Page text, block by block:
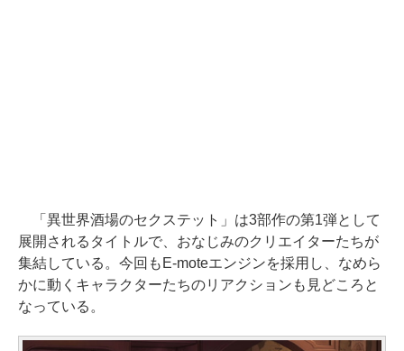
「異世界酒場のセクステット」は3部作の第1弾として
展開されるタイトルで、おなじみのクリエイターたちが
集結している。今回もE-moteエンジンを採用し、なめら
かに動くキャラクターたちのリアクションも見どころと
なっている。